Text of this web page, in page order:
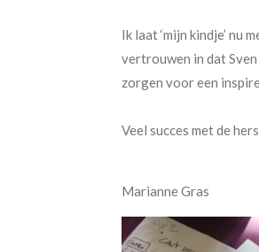
Ik laat ‘mijn kindje’ nu
vertrouwen in dat
zorgen voor een
Veel succes met de
Marianne Gras